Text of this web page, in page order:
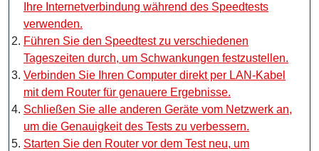
Ihre Internetverbindung während des Speedtests
verwenden.
Führen Sie den Speedtest zu verschiedenen
Tageszeiten durch, um Schwankungen festzustellen.
Verbinden Sie Ihren Computer direkt per LAN-Kabel
mit dem Router für genauere Ergebnisse.
Schließen Sie alle anderen Geräte vom Netzwerk an,
um die Genauigkeit des Tests zu verbessern.
Starten Sie den Router vor dem Test neu, um